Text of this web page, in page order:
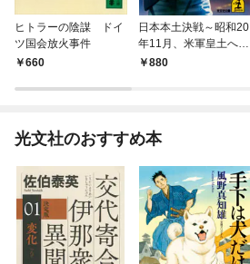
ヒトラーの陰謀 ドイ
ツ国会放火事件
660
日本本土決戦～昭和20
年11月、米軍皇土へ侵
攻す！～
880
光文社のおすすめ本